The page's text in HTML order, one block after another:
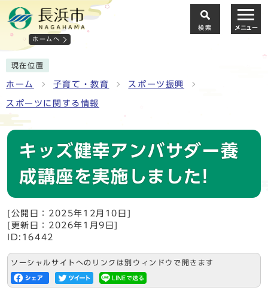
ホームへ
検索 メニュー
現在位置
ホーム 子育て・教育 スポーツ振興
スポーツに関する情報
キッズ健幸アンバサダー養
成講座を実施しました!
[公開日：2025年12月10日]
[更新日：2026年1月9日]
ID:16442
ソーシャルサイトへのリンクは別ウィンドウで開きます